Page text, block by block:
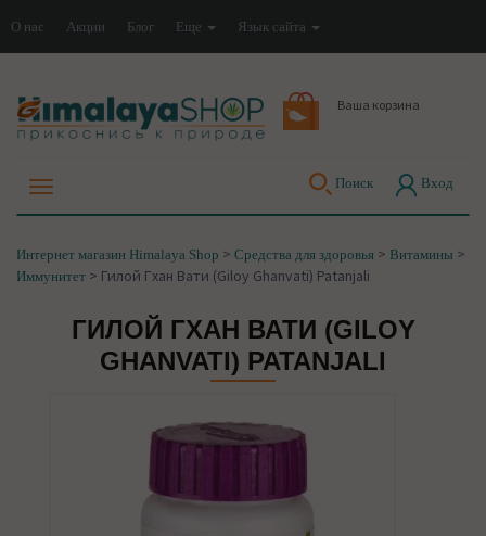
О нас Акции Блог Еще Язык сайта
Ваша корзина
Поиск Вход
Интернет магазин Himalaya Shop > Средства для здоровья > Витамины >
Иммунитет > Гилой Гхан Вати (Giloy Ghanvati) Patanjali
ГИЛОЙ ГХАН ВАТИ (GILOY
GHANVATI) PATANJALI